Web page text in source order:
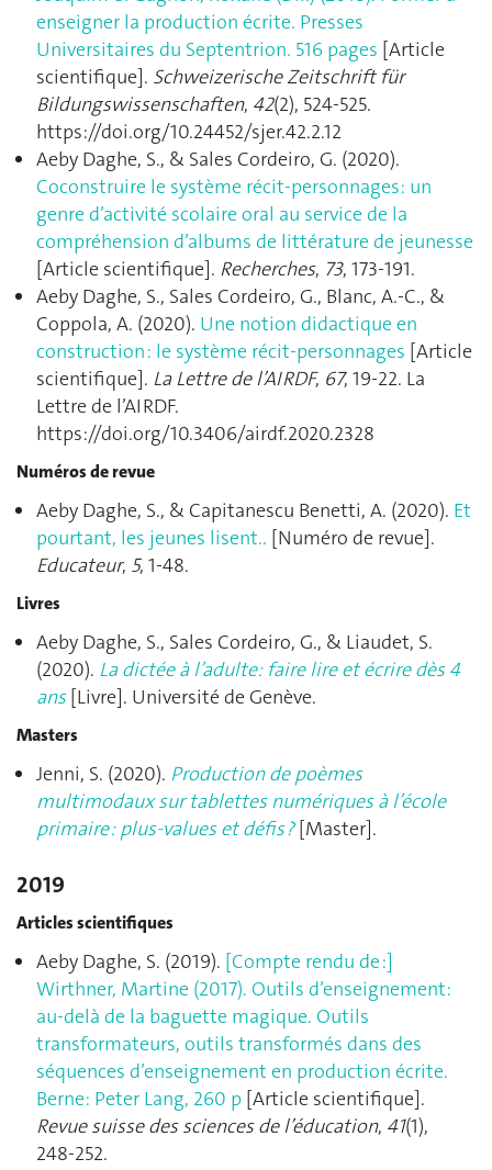
enseigner la production écrite. Presses
Universitaires du Septentrion. 516 pages [Article
scientifique]. Schweizerische Zeitschrift für
Bildungswissenschaften, 42(2), 524‑525.
https://doi.org/10.24452/sjer.42.2.12
Aeby Daghe, S., & Sales Cordeiro, G. (2020).
Coconstruire le système récit-personnages: un
genre d’activité scolaire oral au service de la
compréhension d’albums de littérature de jeunesse
[Article scientifique]. Recherches, 73, 173‑191.
Aeby Daghe, S., Sales Cordeiro, G., Blanc, A.-C., &
Coppola, A. (2020). Une notion didactique en
construction : le système récit-personnages [Article
scientifique]. La Lettre de l’AIRDF, 67, 19‑22. La
Lettre de l’AIRDF.
https://doi.org/10.3406/airdf.2020.2328
Numéros de revue
Aeby Daghe, S., & Capitanescu Benetti, A. (2020). Et
pourtant, les jeunes lisent.. [Numéro de revue].
Educateur, 5, 1‑48.
Livres
Aeby Daghe, S., Sales Cordeiro, G., & Liaudet, S.
(2020). La dictée à l’adulte: faire lire et écrire dès 4
ans[Livre]. Université de Genève.
Masters
Jenni, S. (2020). Production de poèmes
multimodaux sur tablettes numériques à l’école
primaire : plus-values et défis ?[Master].
2019
Articles scientifiques
Aeby Daghe, S. (2019). [Compte rendu de :]
Wirthner, Martine (2017). Outils d’enseignement:
au-delà de la baguette magique. Outils
transformateurs, outils transformés dans des
séquences d’enseignement en production écrite.
Berne: Peter Lang, 260 p [Article scientifique].
Revue suisse des sciences de l’éducation, 41(1),
248‑252.